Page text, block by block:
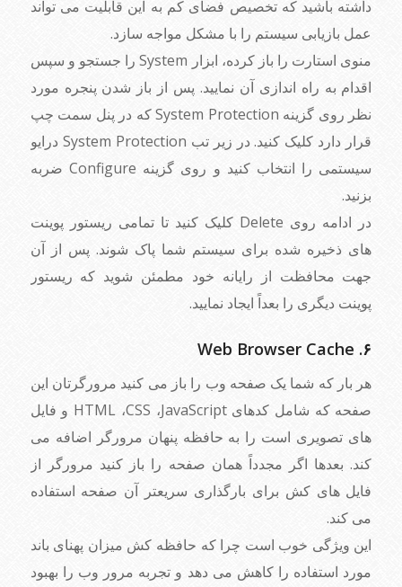
داشته باشید که تخصیص فضای کم به این قابلیت می تواند
عمل بازیابی سیستم را با مشکل مواجه سازد.
منوی استارت را باز کرده، ابزار System را جستجو و سپس
اقدام به راه اندازی آن نمایید. پس از باز شدن پنجره مورد
نظر روی گزینه System Protection که در پنل سمت چپ
قرار دارد کلیک کنید. در زیر تب System Protection درایو
سیستمی را انتخاب کنید و روی گزینه Configure ضربه
بزنید.
در ادامه روی Delete کلیک کنید تا تمامی ریستور پوینت
های ذخیره شده برای سیستم شما پاک شوند. پس از آن
جهت محافظت از رایانه خود مطمئن شوید که ریستور
پوینت دیگری را بعداً ایجاد نمایید.
۶. Web Browser Cache
هر بار که شما یک صفحه وب را باز می کنید مرورگرتان این
صفحه که شامل کدهای HTML ،CSS ،JavaScript و فایل
های تصویری است را به حافظه پنهان مرورگر اضافه می
کند. بعدها اگر مجدداً همان صفحه را باز کنید مرورگر از
فایل های کش برای بارگذاری سریعتر آن صفحه استفاده
می کند.
این ویژگی خوب است چرا که حافظه کش میزان پهنای باند
مورد استفاده را کاهش می دهد و تجربه مرور وب را بهبود